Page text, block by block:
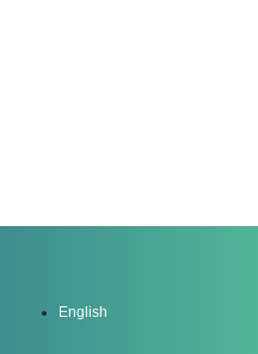
English